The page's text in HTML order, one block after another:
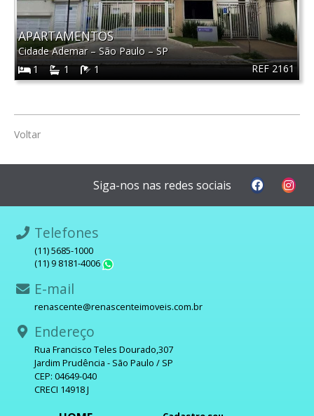
REF 2161
APARTAMENTOS
Cidade Ademar–São Paulo –SP
1
1 1
Voltar
Siga-nos nas redes sociais
Telefones
(11) 5685-1000
(11) 9 8181-4006
E-mail
renascente@renascenteimoveis.com.br
Endereço
Rua Francisco Teles Dourado,307
Jardim Prudência - São Paulo / SP
CEP: 04649-040
CRECI 14918 J